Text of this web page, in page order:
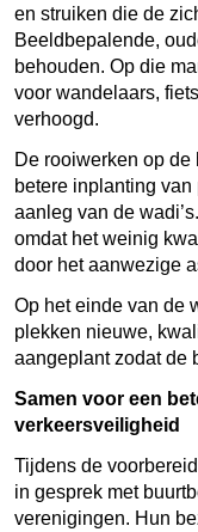
en struiken die de
Beeldbepalende,
behouden. Op die
voor wandelaars,
verhoogd.
De rooiwerken op
betere inplanting
aanleg van de
omdat het weinig
door het aanwezige
Op het einde van de
plekken nieuwe,
aangeplant zodat de
Samen voor een
verkeersveiligheid
Tijdens de
in gesprek met
verenigingen. Hun